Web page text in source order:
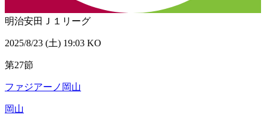
明治安田Ｊ１リーグ
2025/8/23 (土) 19:03 KO
第27節
ファジアーノ岡山
岡山